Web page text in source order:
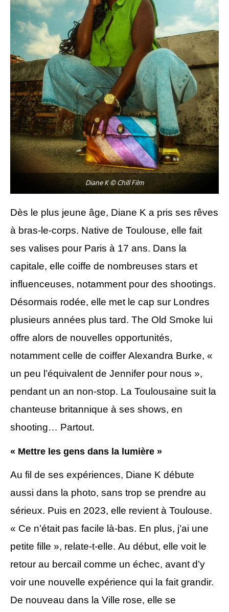
Diane K © Chill Film
Dès le plus jeune âge, Diane K a pris ses rêves
à bras-le-corps. Native de Toulouse, elle fait
ses valises pour Paris à 17 ans. Dans la
capitale, elle coiffe de nombreuses stars et
influenceuses, notamment pour des shootings.
Désormais rodée, elle met le cap sur Londres
plusieurs années plus tard. The Old Smoke lui
offre alors de nouvelles opportunités,
notamment celle de coiffer Alexandra Burke, «
un peu l’équivalent de Jennifer pour nous »,
pendant un an non-stop. La Toulousaine suit la
chanteuse britannique à ses shows, en
shooting… Partout.
« Mettre les gens dans la lumière »
Au fil de ses expériences, Diane K débute
aussi dans la photo, sans trop se prendre au
sérieux. Puis en 2023, elle revient à Toulouse.
« Ce n’était pas facile là-bas. En plus, j’ai une
petite fille », relate-t-elle. Au début, elle voit le
retour au bercail comme un échec, avant d’y
voir une nouvelle expérience qui la fait grandir.
De nouveau dans la Ville rose, elle se